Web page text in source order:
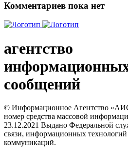
Комментариев пока нет
агентство
сообщений
© Информационное Агентство
номер средства массовой
23.12.2021 Выдано Федеральной
связи, информационных
коммуникаций.